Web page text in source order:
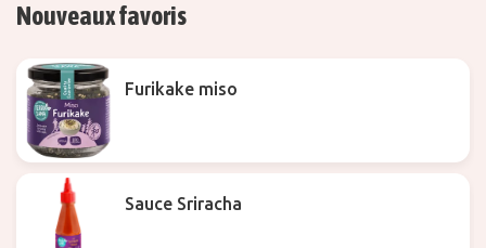
Nouveaux favoris
Furikake miso
Sauce Sriracha